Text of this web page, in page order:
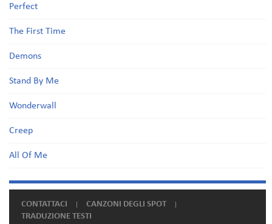
Perfect
The First Time
Demons
Stand By Me
Wonderwall
Creep
All Of Me
CONTATTACI
CANZONI DEGLI SPOT
TRADUZIONE TESTI